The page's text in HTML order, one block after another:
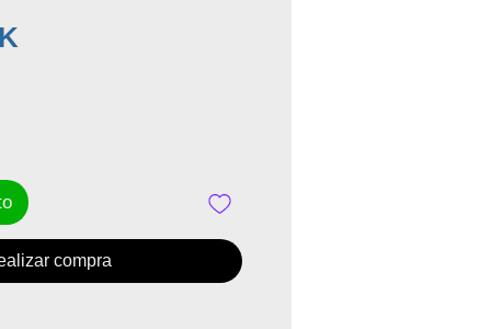
compra